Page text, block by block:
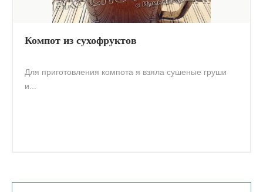
Компот из сухофруктов
Для приготовления компота я взяла сушеные груши
и...